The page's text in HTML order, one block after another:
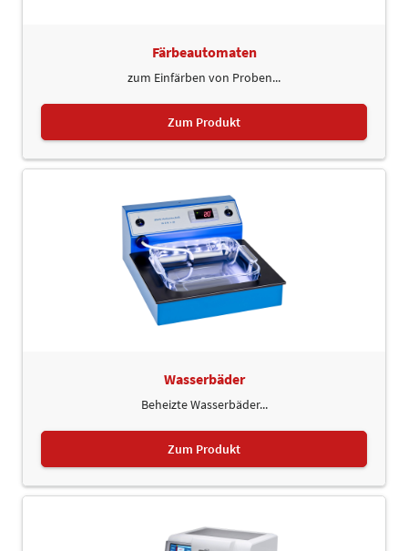
Färbeautomaten
zum Einfärben von Proben...
Zum Produkt
Wasserbäder
Beheizte Wasserbäder...
Zum Produkt